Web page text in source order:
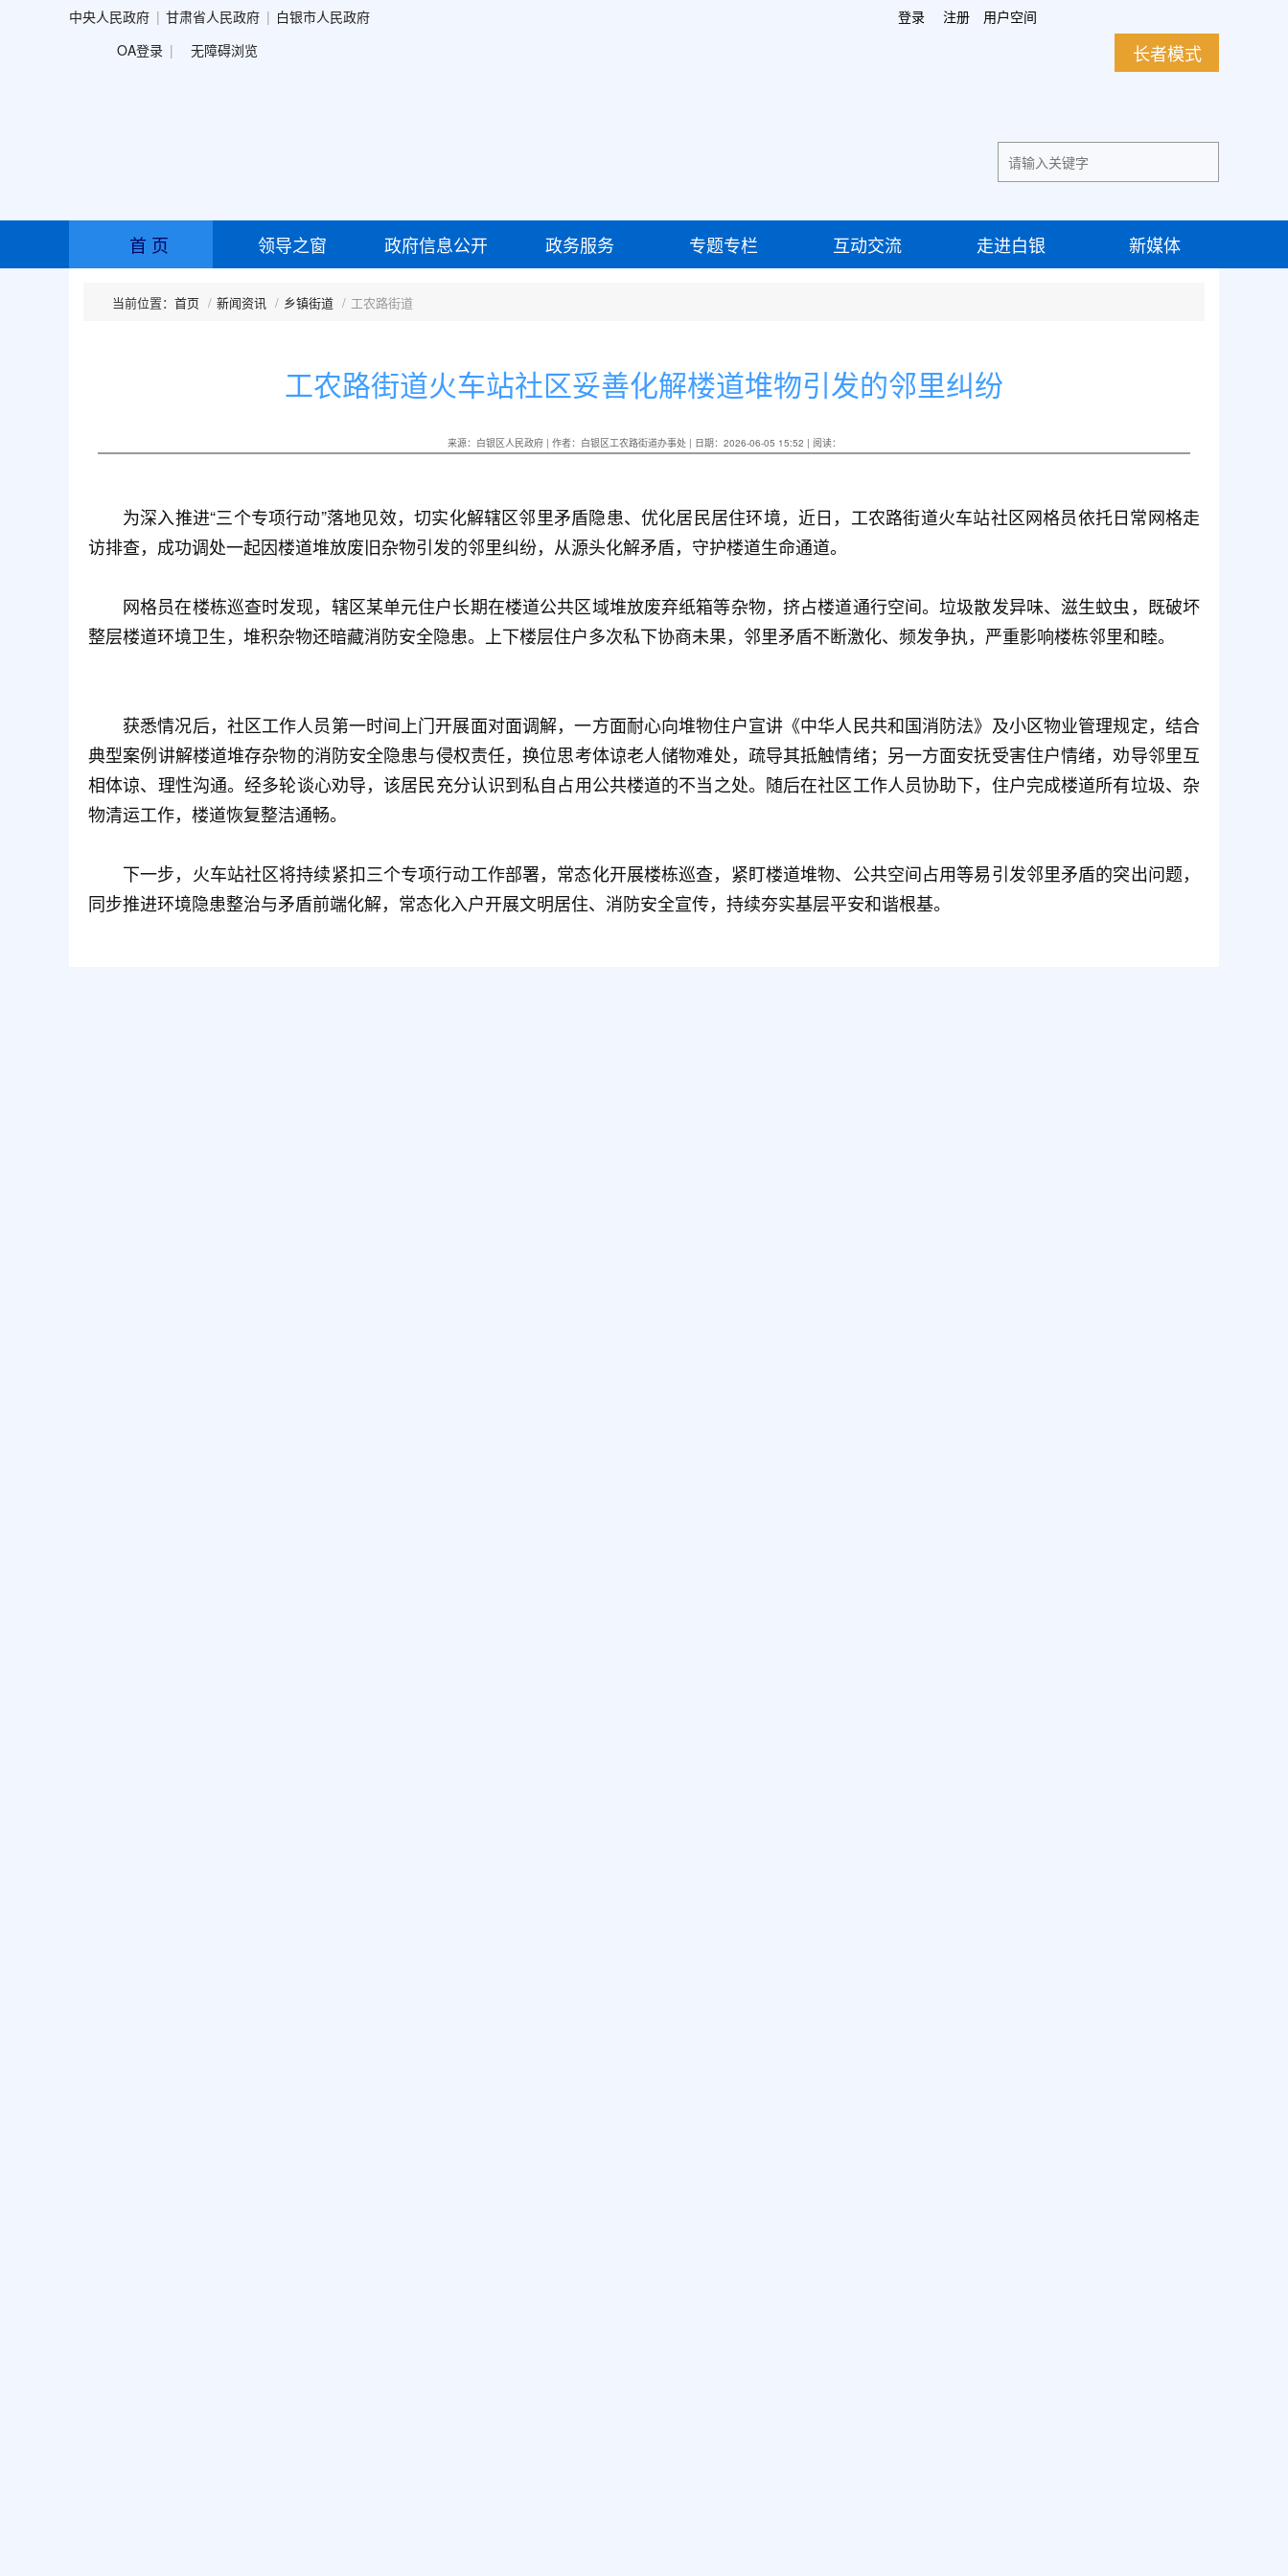
中央人民政府 甘肃省人民政府 白银市人民政府 登录 注册
用户空间
OA登录
无障碍浏览 长者模式
首 页 领导之窗 政府信息公开 政务服务 专题专栏 互动交流 走进白银 新媒体
首页 新闻资讯 乡镇街道 工农路街道
工农路街道火车站社区妥善化解楼道堆物引发的邻里纠纷
来源：白银区人民政府 | 作者：白银区工农路街道办事处 | 日期：2026-06-05 15:52 | 阅读：
为深入推进“三个专项行动”落地见效，切实化解辖区邻里矛盾隐患、优化居民居住环境，近日，工农路街道火车站社区网格员依托日常网格走
访排查，成功调处一起因楼道堆放废旧杂物引发的邻里纠纷，从源头化解矛盾，守护楼道生命通道。
网格员在楼栋巡查时发现，辖区某单元住户长期在楼道公共区域堆放废弃纸箱等杂物，挤占楼道通行空间。垃圾散发异味、滋生蚊虫，既破坏
整层楼道环境卫生，堆积杂物还暗藏消防安全隐患。上下楼层住户多次私下协商未果，邻里矛盾不断激化、频发争执，严重影响楼栋邻里和睦。
获悉情况后，社区工作人员第一时间上门开展面对面调解，一方面耐心向堆物住户宣讲《中华人民共和国消防法》及小区物业管理规定，结合
典型案例讲解楼道堆存杂物的消防安全隐患与侵权责任，换位思考体谅老人储物难处，疏导其抵触情绪；另一方面安抚受害住户情绪，劝导邻里互
相体谅、理性沟通。经多轮谈心劝导，该居民充分认识到私自占用公共楼道的不当之处。随后在社区工作人员协助下，住户完成楼道所有垃圾、杂
物清运工作，楼道恢复整洁通畅。
下一步，火车站社区将持续紧扣三个专项行动工作部署，常态化开展楼栋巡查，紧盯楼道堆物、公共空间占用等易引发邻里矛盾的突出问题，
同步推进环境隐患整治与矛盾前端化解，常态化入户开展文明居住、消防安全宣传，持续夯实基层平安和谐根基。